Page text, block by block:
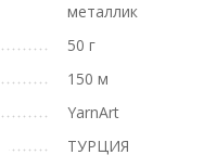
металлик
50 г
150 м
YarnArt
ТУРЦИЯ